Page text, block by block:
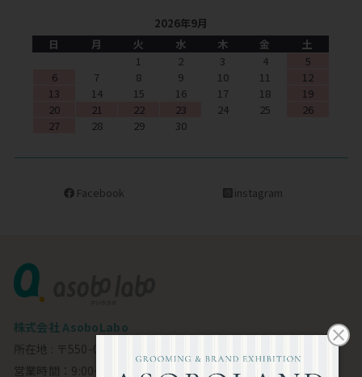
2026年9月
日
月 火 水 木 金
土
1
2 3 4
5
6
7 8 9 10 11
12
13
14 15 16 17 18
19
20
21 22 23 24 25
26
27
28 29 30
Facebook instagram
株式会社 AsoboLabo
所在地 : 〒550-0002 大阪市西区江戸堀1-23-11 6F
営業時間：9:00～18:00